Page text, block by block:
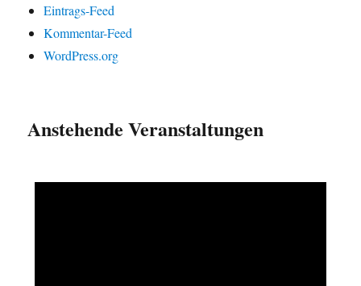
Eintrags-Feed
Kommentar-Feed
WordPress.org
Anstehende Veranstaltungen